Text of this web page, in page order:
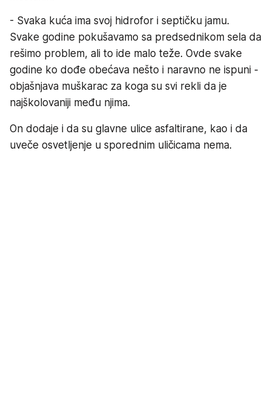
- Svaka kuća ima svoj hidrofor i septičku jamu.
Svake godine pokušavamo sa predsednikom sela da
rešimo problem, ali to ide malo teže. Ovde svake
godine ko dođe obećava nešto i naravno ne ispuni -
objašnjava muškarac za koga su svi rekli da je
najškolovaniji među njima.
On dodaje i da su glavne ulice asfaltirane, kao i da
uveče osvetljenje u sporednim uličicama nema.